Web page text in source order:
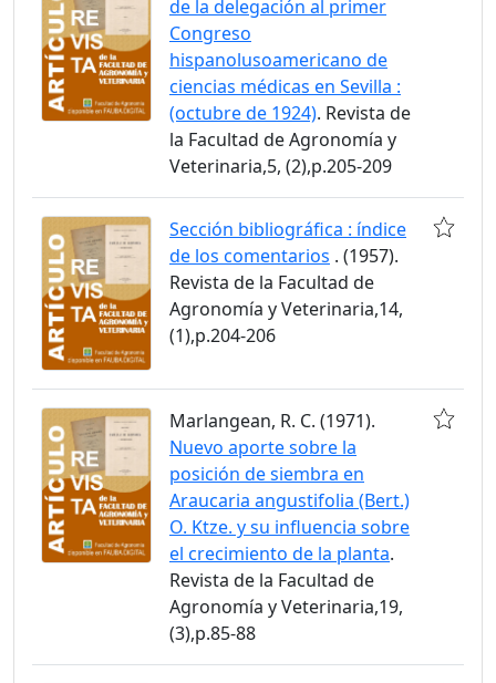
de la delegación al primer
Congreso
hispanolusoamericano de
ciencias médicas en Sevilla :
(octubre de 1924). Revista de
la Facultad de Agronomía y
Veterinaria,5, (2),p.205-209
Sección bibliográfica : índice
de los comentarios . (1957).
Revista de la Facultad de
Agronomía y Veterinaria,14,
(1),p.204-206
Marlangean, R. C. (1971).
Nuevo aporte sobre la
posición de siembra en
Araucaria angustifolia (Bert.)
O. Ktze. y su influencia sobre
el crecimiento de la planta.
Revista de la Facultad de
Agronomía y Veterinaria,19,
(3),p.85-88